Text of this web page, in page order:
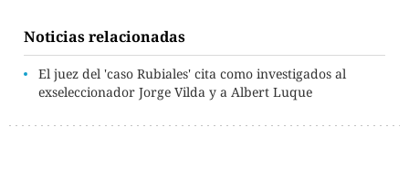
Noticias relacionadas
El juez del 'caso Rubiales' cita como investigados al
exseleccionador Jorge Vilda y a Albert Luque